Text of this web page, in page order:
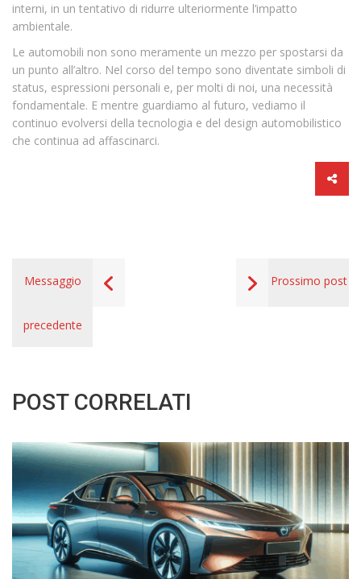
interni, in un tentativo di ridurre ulteriormente l’impatto
ambientale.
Le automobili non sono meramente un mezzo per spostarsi da
un punto all’altro. Nel corso del tempo sono diventate simboli di
status, espressioni personali e, per molti di noi, una necessità
fondamentale. E mentre guardiamo al futuro, vediamo il
continuo evolversi della tecnologia e del design automobilistico
che continua ad affascinarci.
Messaggio
precedente
Prossimo post
POST CORRELATI